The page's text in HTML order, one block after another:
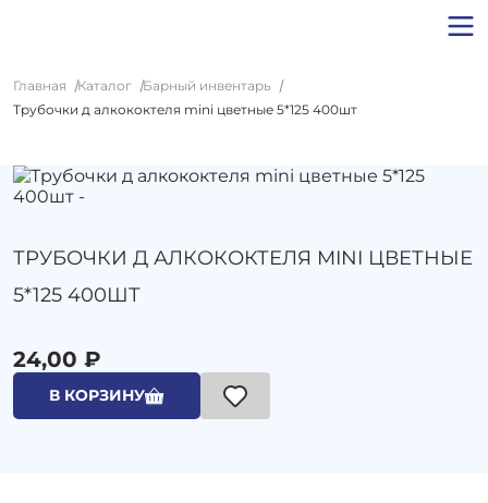
Главная Каталог
Барный инвентарь
Трубочки д алкококтеля mini цветные 5*125 400шт
ТРУБОЧКИ Д АЛКОКОКТЕЛЯ MINI ЦВЕТНЫЕ
5*125 400ШТ
24,00 ₽
В КОРЗИНУ